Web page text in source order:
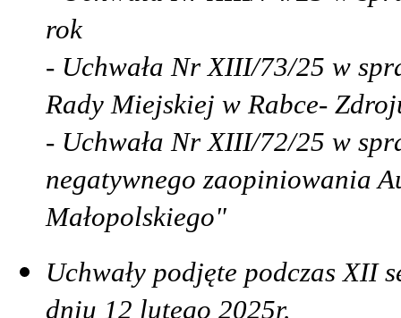
rok
- Uchwała Nr XIII/73/25 w
Rady Miejskiej w Rabce-
- Uchwała Nr XIII/72/25 w
negatywnego zaopiniowania
Małopolskiego"
Uchwały podjęte podczas XII
dniu 12 lutego 2025r.